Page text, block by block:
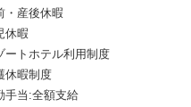
・産後休暇
休暇
ートホテル利用制度
休暇制度
手当:全額支給